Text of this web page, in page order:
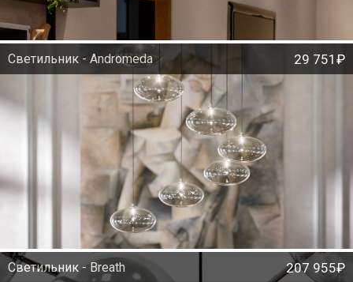
Светильник - Andromeda 29 751₽
Светильник - Breath 207 955₽